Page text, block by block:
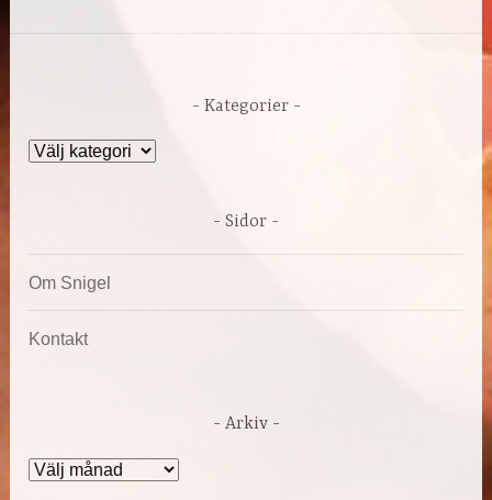
Kategorier
Kategorier
Sidor
Om Snigel
Kontakt
Arkiv
Arkiv